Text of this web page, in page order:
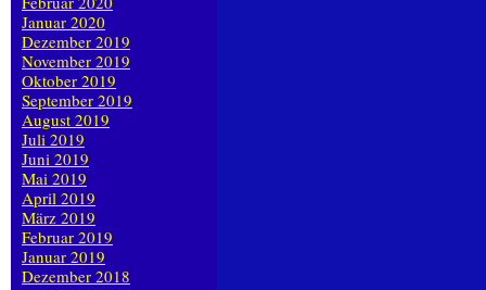
Januar 2020
Dezember 2019
November 2019
Oktober 2019
September 2019
August 2019
Juli 2019
Juni 2019
Mai 2019
April 2019
März 2019
Februar 2019
Januar 2019
Dezember 2018